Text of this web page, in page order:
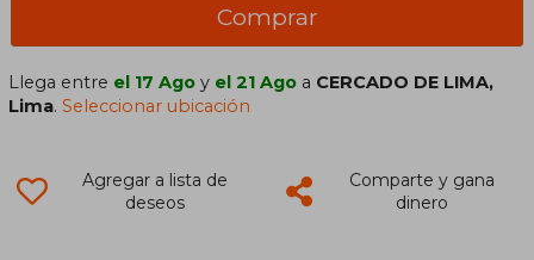
Comprar
Llega entre el 17 Ago y el 21 Ago a CERCADO DE LIMA,
Lima.Seleccionar ubicación
Agregar a lista de
deseos
Comparte y gana
dinero